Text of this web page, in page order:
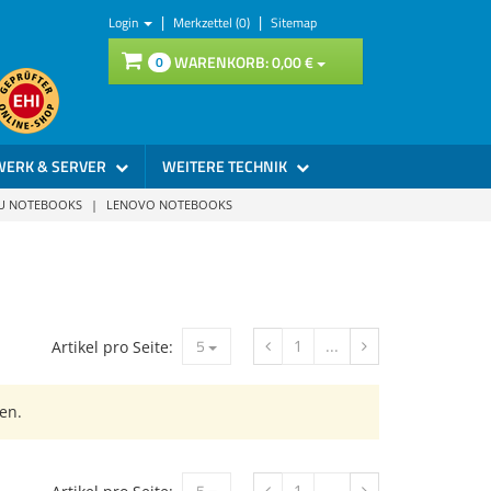
Login | Merkzettel (0) | Sitemap
0 WARENKORB:0,00€
& SERVER WEITERE TECHNIK
NOTEBOOKS | LENOVO NOTEBOOKS
1 ...
Artikel pro Seite: 5